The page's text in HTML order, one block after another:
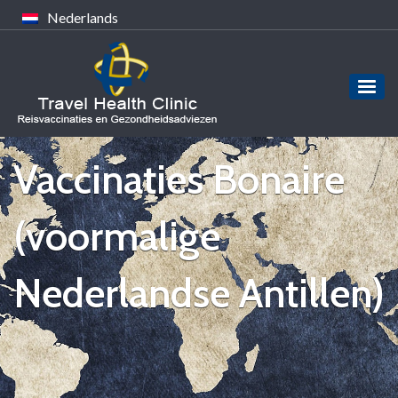
Nederlands
Vaccinaties Bonaire
(voormalige
Nederlandse Antillen)